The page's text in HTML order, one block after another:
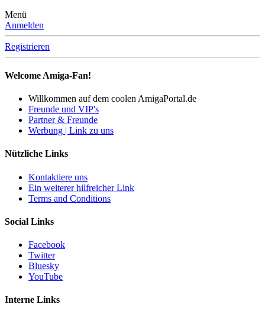
Menü
Anmelden
Registrieren
Welcome Amiga-Fan!
Willkommen auf dem coolen AmigaPortal.de
Freunde und VIP's
Partner & Freunde
Werbung | Link zu uns
Nützliche Links
Kontaktiere uns
Ein weiterer hilfreicher Link
Terms and Conditions
Social Links
Facebook
Twitter
Bluesky
YouTube
Interne Links